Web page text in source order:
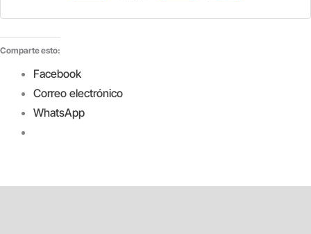
Comparte esto:
Facebook
Correo electrónico
WhatsApp